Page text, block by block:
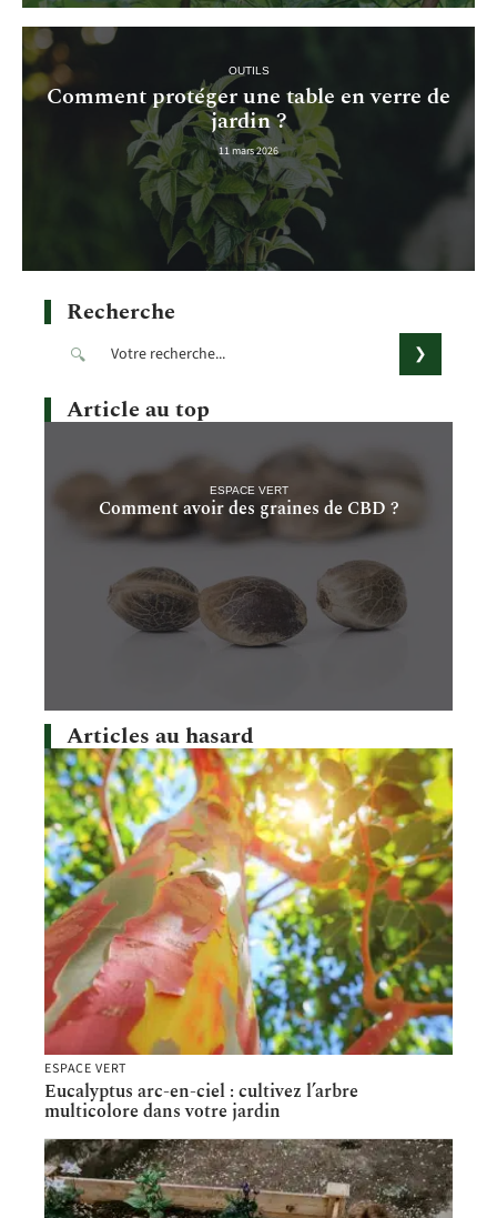
OUTILS
Comment protéger une table en verre de
jardin ?
11 mars 2026
Recherche
Article au top
ESPACE VERT
Comment avoir des graines de CBD ?
Articles au hasard
ESPACE VERT
Eucalyptus arc-en-ciel : cultivez l’arbre
multicolore dans votre jardin